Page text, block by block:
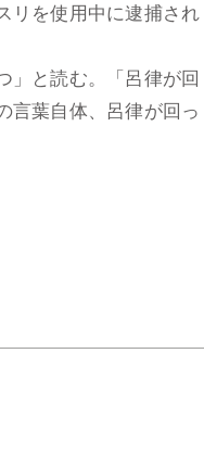
リを使用中に逮捕され
」と読む。「呂律が回
言葉自体、呂律が回っ